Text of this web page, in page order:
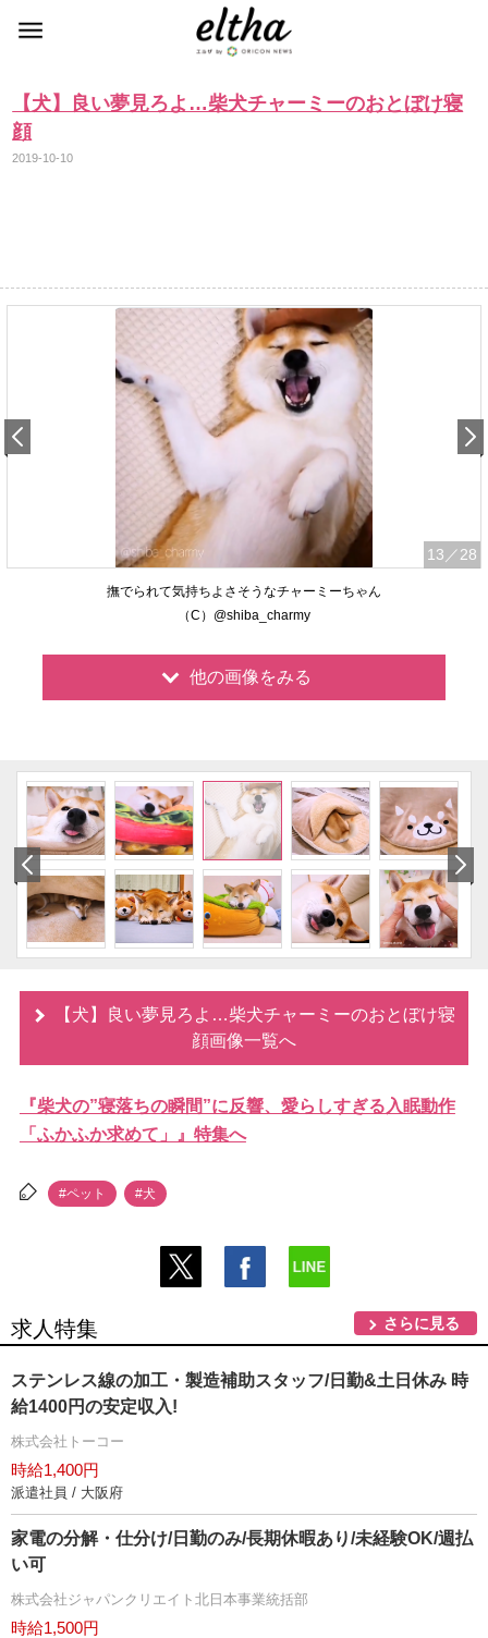
【犬】良い夢見ろよ…柴犬チャーミーのおとぼけ寝
顔
2019-10-10
13 ／28
撫でられて気持ちよさそうなチャーミーちゃん
（C）@shiba_charmy
他の画像をみる
【犬】良い夢見ろよ…柴犬チャーミーのおとぼけ寝
顔画像一覧へ
『柴犬の”寝落ちの瞬間”に反響、愛らしすぎる入眠動作
「ふかふか求めて」』特集へ
#ペット #犬
求人特集 さらに見る
ステンレス線の加工・製造補助スタッフ/日勤&土日休み 時
給1400円の安定収入!
株式会社トーコー
時給1,400円
派遣社員 / 大阪府
家電の分解・仕分け/日勤のみ/長期休暇あり/未経験OK/週払
い可
株式会社ジャパンクリエイト北日本事業統括部
時給1,500円